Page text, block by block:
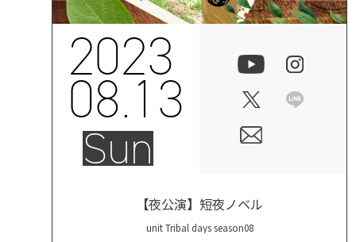
2023
08.13
Sun
【夜公演】短夜ノベル
unit Tribal days season08